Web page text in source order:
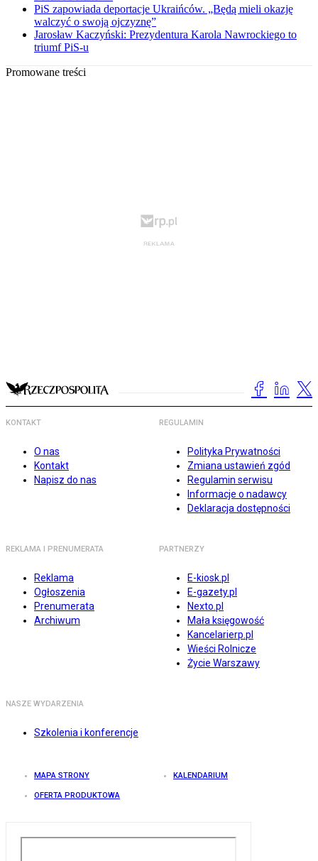
PiS zapowiada deportacje Ukraińców. „Będą mieli okazję
walczyć o swoją ojczyznę”
Jarosław Kaczyński: Prezydentura Karola Nawrockiego to
triumf PiS-u
Promowane treści
KONTAKT
O nas
Kontakt
Napisz do nas
REGULAMIN
Polityka Prywatności
Zmiana ustawień zgód
Regulamin serwisu
Informacje o nadawcy
Deklaracja dostępności
REKLAMA I PRENUMERATA
Reklama
Ogłoszenia
Prenumerata
Archiwum
PARTNERZY
E-kiosk.pl
E-gazety.pl
Nexto.pl
Mała księgowość
Kancelarierp.pl
Wieści Rolnicze
Życie Warszawy
NASZE WYDARZENIA
Szkolenia i konferencje
MAPA STRONY KALENDARIUM
OFERTA PRODUKTOWA